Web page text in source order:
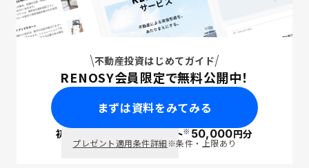
不動産投資はじめてガイド
RENOSY会員限定で無料公開中！
まずは資料をみてみる
初回面談で ポイント※50,000円分
プレゼント適用条件詳細※条件・上限あり